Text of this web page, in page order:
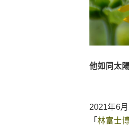
他如同太
2021年6
「林富士